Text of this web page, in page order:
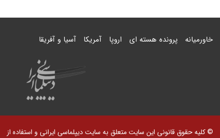
خاورمیانه پرونده هسته ای اروپا آمریکا آسیا و آفریقا
© کلیه حقوق قانونی این سایت متعلق به سایت دیپلماسی ایرانی و استفاده از